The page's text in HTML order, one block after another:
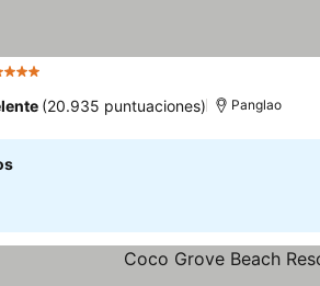
(20.935 puntuaciones) Panglao